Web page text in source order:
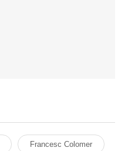
Francesc Colomer